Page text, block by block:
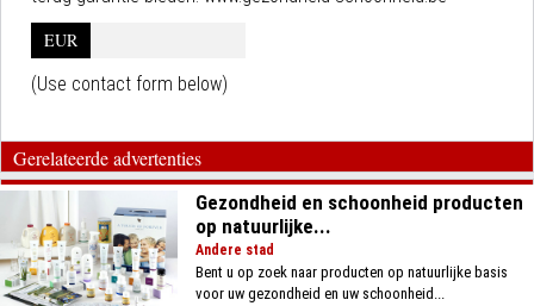
EUR
(Use contact form below)
Gerelateerde advertenties
Gezondheid en schoonheid producten
op natuurlijke...
Andere stad
Bent u op zoek naar producten op natuurlijke basis
voor uw gezondheid en uw schoonheid...